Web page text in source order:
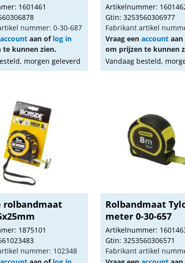
1601461
nummer: 0-30-687
account aan of log in
te kunnen zien.
morgen geleverd
Artikelnummer:
Gtin: 3253560306977
Fabrikant artikel
Vraag eenaccount
om prijzen te kunnen
Vandaag besteld,
rolbandmaat
1875101
nummer: 102348
Rolbandmaat
meter 0-30-657
Artikelnummer:
Gtin: 3253560306571
Fabrikant artikel